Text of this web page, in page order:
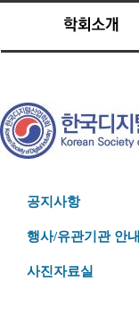
공지사항
행사/유관기관 안내
사진자료실